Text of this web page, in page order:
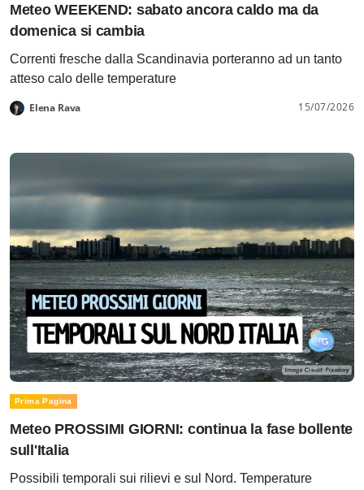
Meteo WEEKEND: sabato ancora caldo ma da
domenica si cambia
Correnti fresche dalla Scandinavia porteranno ad un tanto
atteso calo delle temperature
Elena Rava 15/07/2026
Prima Pagina
Meteo PROSSIMI GIORNI: continua la fase bollente
sull'Italia
Possibili temporali sui rilievi e sul Nord. Temperature